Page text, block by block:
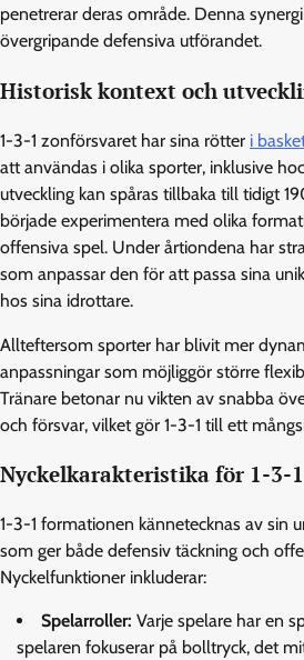
penetrerar deras område. Denna
övergripande defensiva utförandet.
Historisk kontext och
1-3-1 zonförsvaret har sina rötter i
att användas i olika sporter, inklusive
utveckling kan spåras tillbaka till tidigt
började experimentera med olika
offensiva spel. Under årtiondena har
som anpassar den för att passa sina
hos sina idrottare.
Allteftersom sporter har blivit mer
anpassningar som möjliggör större
Tränare betonar nu vikten av snabba
och försvar, vilket gör 1-3-1 till ett
Nyckelkarakteristika för 1-3-
1-3-1 formationen kännetecknas av sin
som ger både defensiv täckning och
Nyckelfunktioner inkluderar:
Spelarroller: Varje spelare har en
spelaren fokuserar på bolltryck, det